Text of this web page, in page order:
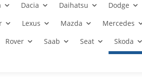
Dacia Daihatsu Dodge
Lexus Mazda Mercedes
Rover Saab Seat Skoda